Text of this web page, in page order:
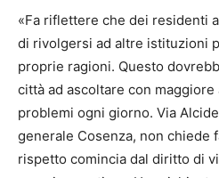
«Fa riflettere che dei residenti
di rivolgersi ad altre istituzioni
proprie ragioni. Questo
città ad ascoltare con
problemi ogni giorno. Via
generale Cosenza, non chiede
rispetto comincia dal diritto di